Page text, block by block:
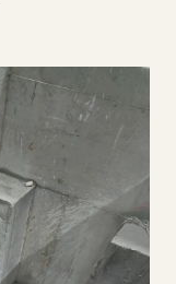
statiğine
oluşur mu?
zorlaştırır